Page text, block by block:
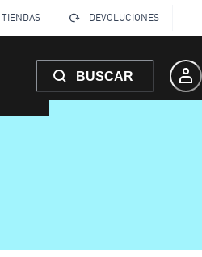
TIENDAS DEVOLUCIONES
BUSCAR